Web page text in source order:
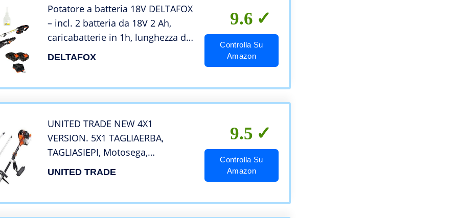
Potatore a batteria 18V DELTAFOX
– incl. 2 batteria da 18V 2 Ah,
caricabatterie in 1h, lunghezza di
taglio di 18 cm, 2,72 m, olio
DELTAFOX
9.6
Controlla Su
Amazon
UNITED TRADE NEW 4X1
VERSION. 5X1 TAGLIAERBA,
TAGLIASIEPI, Motosega,
POTATORE, Multifunzione all
UNITED TRADE
9.5
Controlla Su
Amazon